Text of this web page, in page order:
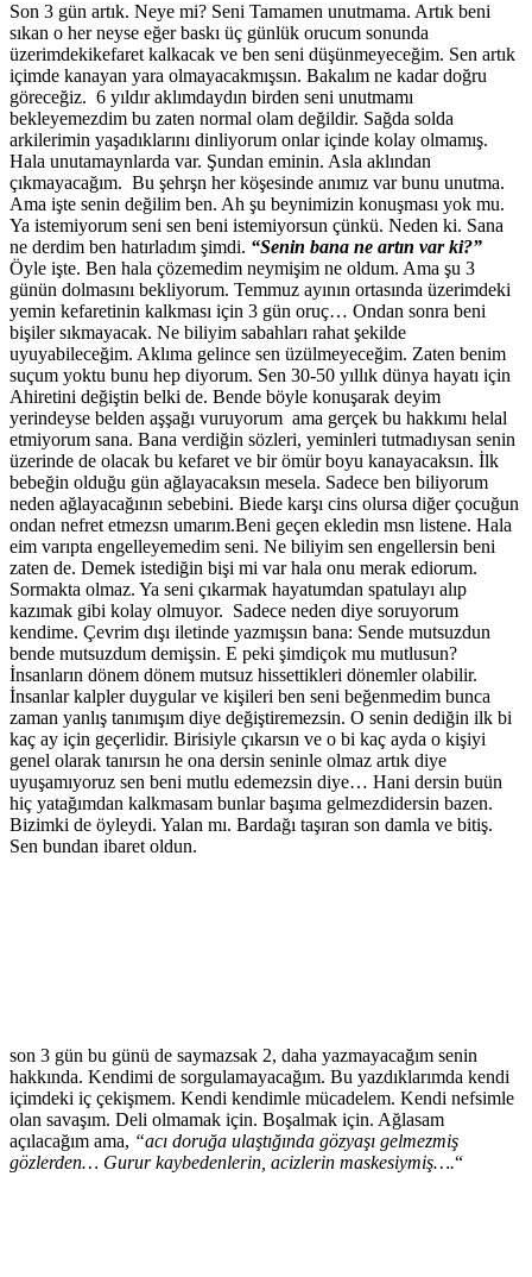
Son 3 gün artık. Neye mi? Seni Tamamen unutmama. Artık beni
sıkan o her neyse eğer baskı üç günlük orucum sonunda
üzerimdekikefaret kalkacak ve ben seni düşünmeyeceğim. Sen artık
içimde kanayan yara olmayacakmışsın. Bakalım ne kadar doğru
göreceğiz. 6 yıldır aklımdaydın birden seni unutmamı
bekleyemezdim bu zaten normal olam değildir. Sağda solda
arkilerimin yaşadıklarını dinliyorum onlar içinde kolay olmamış.
Hala unutamaynlarda var. Şundan eminin. Asla aklından
çıkmayacağım. Bu şehrşn her köşesinde anımız var bunu unutma.
Ama işte senin değilim ben. Ah şu beynimizin konuşması yok mu.
Ya istemiyorum seni sen beni istemiyorsun çünkü. Neden ki. Sana
ne derdim ben hatırladım şimdi. “Senin bana ne artın var ki?”
Öyle işte. Ben hala çözemedim neymişim ne oldum. Ama şu 3
günün dolmasını bekliyorum. Temmuz ayının ortasında üzerimdeki
yemin kefaretinin kalkması için 3 gün oruç… Ondan sonra beni
bişiler sıkmayacak. Ne biliyim sabahları rahat şekilde
uyuyabileceğim. Aklıma gelince sen üzülmeyeceğim. Zaten benim
suçum yoktu bunu hep diyorum. Sen 30-50 yıllık dünya hayatı için
Ahiretini değiştin belki de. Bende böyle konuşarak deyim
yerindeyse belden aşşağı vuruyorum ama gerçek bu hakkımı helal
etmiyorum sana. Bana verdiğin sözleri, yeminleri tutmadıysan senin
üzerinde de olacak bu kefaret ve bir ömür boyu kanayacaksın. İlk
bebeğin olduğu gün ağlayacaksın mesela. Sadece ben biliyorum
neden ağlayacağının sebebini. Biede karşı cins olursa diğer çocuğun
ondan nefret etmezsn umarım.Beni geçen ekledin msn listene. Hala
eim varıpta engelleyemedim seni. Ne biliyim sen engellersin beni
zaten de. Demek istediğin bişi mi var hala onu merak ediorum.
Sormakta olmaz. Ya seni çıkarmak hayatumdan spatulayı alıp
kazımak gibi kolay olmuyor. Sadece neden diye soruyorum
kendime. Çevrim dışı iletinde yazmışsın bana: Sende mutsuzdun
bende mutsuzdum demişsin. E peki şimdiçok mu mutlusun?
İnsanların dönem dönem mutsuz hissettikleri dönemler olabilir.
İnsanlar kalpler duygular ve kişileri ben seni beğenmedim bunca
zaman yanlış tanımışım diye değiştiremezsin. O senin dediğin ilk bi
kaç ay için geçerlidir. Birisiyle çıkarsın ve o bi kaç ayda o kişiyi
genel olarak tanırsın he ona dersin seninle olmaz artık diye
uyuşamıyoruz sen beni mutlu edemezsin diye… Hani dersin buün
hiç yatağımdan kalkmasam bunlar başıma gelmezdidersin bazen.
Bizimki de öyleydi. Yalan mı. Bardağı taşıran son damla ve bitiş.
Sen bundan ibaret oldun.
son 3 gün bu günü de saymazsak 2, daha yazmayacağım senin
hakkında. Kendimi de sorgulamayacağım. Bu yazdıklarımda kendi
içimdeki iç çekişmem. Kendi kendimle mücadelem. Kendi nefsimle
olan savaşım. Deli olmamak için. Boşalmak için. Ağlasam
açılacağım ama, “acı doruğa ulaştığında gözyaşı gelmezmiş
gözlerden… Gurur kaybedenlerin, acizlerin maskesiymiş….“